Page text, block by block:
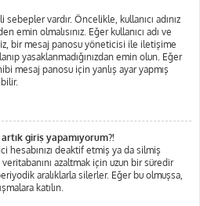
vardır. Öncelikle, kullanıcı adınız
emin olmalısınız. Eğer kullanıcı adı ve
bir mesaj panosu yöneticisi ile iletişime
yasaklanmadığınızdan emin olun. Eğer
mesaj panosu için yanlış ayar yapmış
giriş yapamıyorum?!
hesabınızı deaktif etmiş ya da silmiş
azaltmak için uzun bir süredir
aralıklarla silerler. Eğer bu olmuşsa,
katılın.